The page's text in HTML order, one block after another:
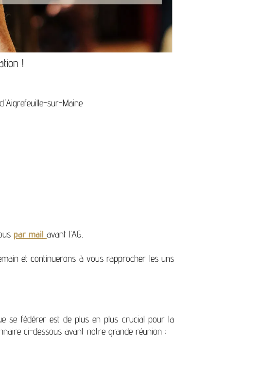
!
sur-Maine
par mail avant l’AG.
et continuerons à vous rapprocher les uns
se fédérer est de plus en plus crucial pour la
ci-dessous avant notre grande réunion :